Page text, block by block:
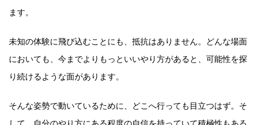
ます。
未知の体験に飛び込むことにも、抵抗はありません。どんな場面
においても、今までよりもっといいやり方があると、可能性を探
り続けるような面があります。
そんな姿勢で動いているために、どこへ行っても目立つはず。そ
して、自分のやり方にある程度の自信を持っていて積極性もある